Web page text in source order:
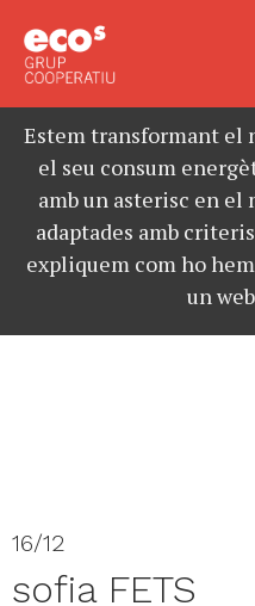
Estem transformant el
el seu consum
amb un asterisc en el
adaptades amb
expliquem com ho
un
16/12
sofia FETS